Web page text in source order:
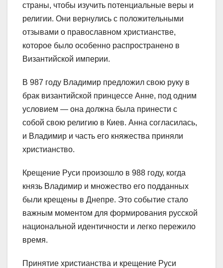
страны, чтобы изучить потенциальные веры и
религии. Они вернулись с положительными
отзывами о православном христианстве,
которое было особенно распространено в
Византийской империи.
В 987 году Владимир предложил свою руку в
брак византийской принцессе Анне, под одним
условием — она должна была принести с
собой свою религию в Киев. Анна согласилась,
и Владимир и часть его княжества приняли
христианство.
Крещение Руси произошло в 988 году, когда
князь Владимир и множество его подданных
были крещены в Днепре. Это событие стало
важным моментом для формирования русской
национальной идентичности и легко пережило
время.
Принятие христианства и крещение Руси